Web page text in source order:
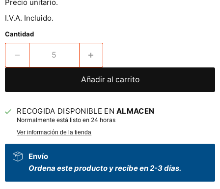
Precio unitario.
I.V.A. Incluido.
Cantidad
Añadir al carrito
RECOGIDA DISPONIBLE ENALMACEN
Normalmente está listo en 24 horas
Ver información de la tienda
Envío
Ordena este producto y recibe en 2-3 días.